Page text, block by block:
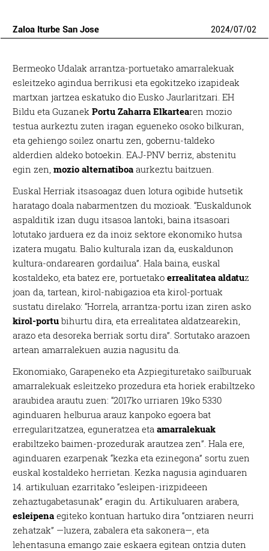
Zaloa Iturbe San Jose 2024/07/02
Bermeoko Udalak arrantza-portuetako amarralekuak
esleitzeko agindua berrikusi eta egokitzeko izapideak
martxan jartzea eskatuko dio Eusko Jaurlaritzari. EH
Bildu eta GuzanekPortu Zaharra Elkartearen mozio
testua aurkeztu zuten iragan egueneko osoko bilkuran,
eta gehiengo soilez onartu zen, gobernu-taldeko
alderdien aldeko botoekin. EAJ-PNV berriz, abstenitu
egin zen,mozio alternatiboa aurkeztu baitzuen.
Euskal Herriak itsasoagaz duen lotura ogibide hutsetik
haratago doala nabarmentzen du mozioak. “Euskaldunok
aspalditik izan dugu itsasoa lantoki, baina itsasoari
lotutako jarduera ez da inoiz sektore ekonomiko hutsa
izatera mugatu. Balio kulturala izan da, euskaldunon
kultura-ondarearen gordailua”. Hala baina, euskal
kostaldeko, eta batez ere, portuetakoerrealitatea aldatuz
joan da, tartean, kirol-nabigazioa eta kirol-portuak
sustatu direlako: “Horrela, arrantza-portu izan ziren asko
kirol-portu bihurtu dira, eta errealitatea aldatzearekin,
arazo eta desoreka berriak sortu dira”. Sortutako arazoen
artean amarralekuen auzia nagusitu da.
Ekonomiako, Garapeneko eta Azpiegituretako sailburuak
amarralekuak esleitzeko prozedura eta horiek erabiltzeko
araubidea arautu zuen: “2017ko urriaren 19ko 5330
aginduaren helburua arauz kanpoko egoera bat
erregularitzatzea, eguneratzea etaamarralekuak
erabiltzeko baimen-prozedurak arautzea zen”. Hala ere,
aginduaren ezarpenak “kezka eta ezinegona” sortu zuen
euskal kostaldeko herrietan. Kezka nagusia aginduaren
14. artikuluan ezarritako “esleipen-irizpideeen
zehaztugabetasunak” eragin du. Artikuluaren arabera,
esleipena egiteko kontuan hartuko dira “ontziaren neurri
zehatzak” —luzera, zabalera eta sakonera—, eta
lehentasuna emango zaie eskaera egitean ontzia duten